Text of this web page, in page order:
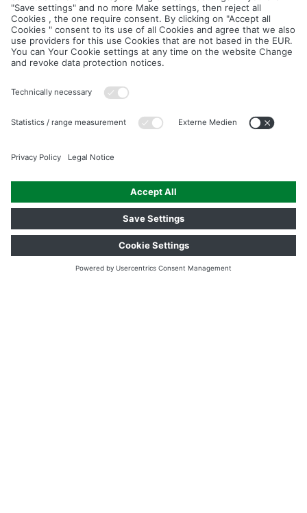
étiquette collée sur la lame. Mélangez les lames avant de
les poser. De cette manière, les petites différences de
couleur des lames pourront renforcer l’aspect naturel.
PROPRIÉTÉS MÉCANIQUES